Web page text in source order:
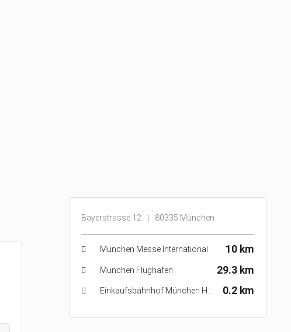
Bayerstrasse 12 80335 München
München Messe International 10 km
München Flughafen 29.3 km
Einkaufsbahnhof München Hbf, Bayerstraße, München, Deutschland 0.2 km